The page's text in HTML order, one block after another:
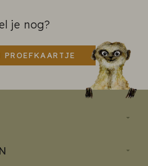
je nog?
PROEFKAARTJE